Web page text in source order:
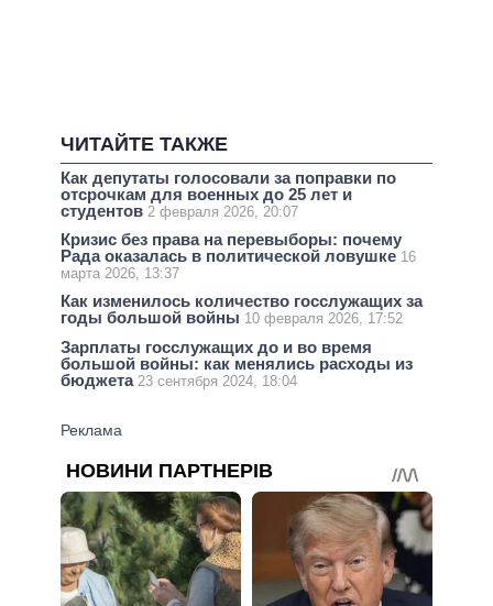
ЧИТАЙТЕ ТАКЖЕ
Как депутаты голосовали за поправки по
отсрочкам для военных до 25 лет и
студентов 2 февраля 2026, 20:07
Кризис без права на перевыборы: почему
Рада оказалась в политической ловушке 16
марта 2026, 13:37
Как изменилось количество госслужащих за
годы большой войны 10 февраля 2026, 17:52
Зарплаты госслужащих до и во время
большой войны: как менялись расходы из
бюджета 23 сентября 2024, 18:04